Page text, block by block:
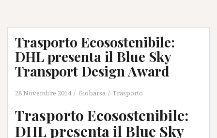
Trasporto Ecosostenibile:
DHL presenta il Blue Sky
Transport Design Award
28 Novembre 2014 Giobarsa Trasporto
Trasporto Ecosostenibile:
DHL presenta il Blue Sky